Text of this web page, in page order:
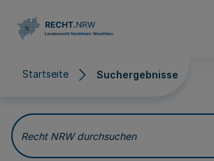
Startseite Suchergebnisse
Suchergebnisse
Recht NRW durchsuchen